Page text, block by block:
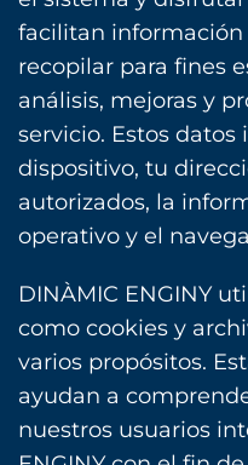
facilitan
recopilar para fines
análisis, mejoras y
servicio. Estos
dispositivo, tu
autorizados, la
operativo y el
DINÀMIC ENGINY
como cookies y
varios propósitos.
ayudan a
nuestros usuarios